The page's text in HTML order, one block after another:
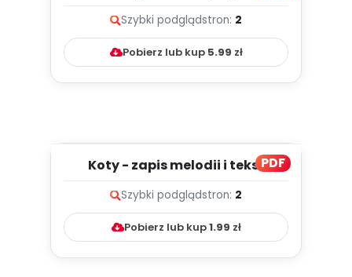
Szybki podglądstron: 2
Pobierz lub kup 5.99 zł
PDF
Koty - zapis melodii i tekst
Szybki podglądstron: 2
Pobierz lub kup1.99 zł